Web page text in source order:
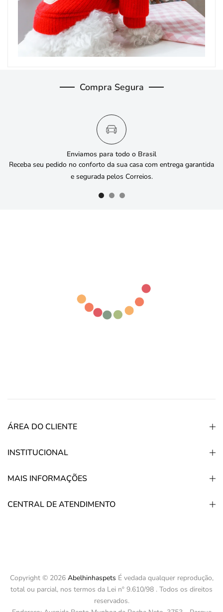
Compra Segura
Enviamos para todo o Brasil
Receba seu pedido no conforto da sua casa com entrega garantida
e segurada pelos Correios.
ÁREA DO CLIENTE
INSTITUCIONAL
MAIS INFORMAÇÕES
CENTRAL DE ATENDIMENTO
Copyright © 2026 Abelhinhaspets É vedada qualquer reprodução,
total ou parcial, nos termos da Lei nº 9.610/98 . Todos os direitos
reservados.